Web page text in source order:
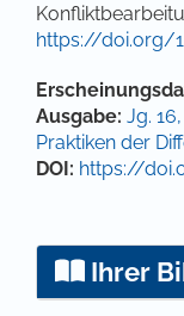
https://doi.org/
Artikel-
Ausgabe: Jg.
Praktiken der
DOI: https://
Ihrer